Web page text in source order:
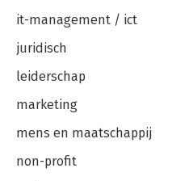
it-management / ict
juridisch
leiderschap
marketing
mens en maatschappij
non-profit